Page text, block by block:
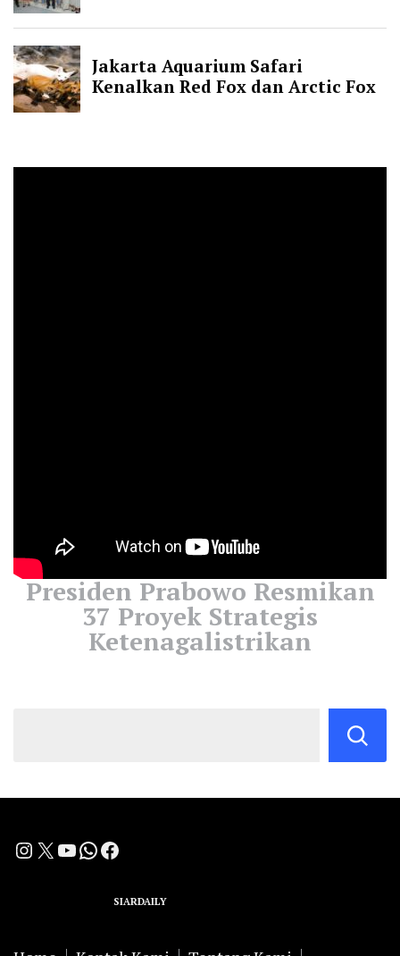
Presiden Prabowo Resmikan
37 Proyek Strategis
Ketenagalistrikan
Instagram
X YouTube
WhatsApp
Facebook
SIARDAILY